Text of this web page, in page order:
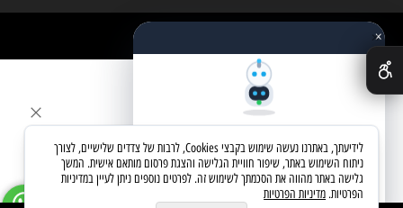
✕×
שאלו את העוזר החכם
מחפשים מוצר? אני כאן כדי לעזור
בואו נתחיל
לידיעתך, באתרנו נעשה שימוש בקבצי Cookies, לרבות של צדדים שלישיים, לצורך
ניתוח השימוש באתר, שיפור חוויית הגלישה והצגת פרסום מותאם אישית. המשך
גלישה באתר מהווה את הסכמתך לשימוש זה. לפרטים נוספים ניתן לעיין במדיניות
הפרטיות. מדיניות הפרטיות